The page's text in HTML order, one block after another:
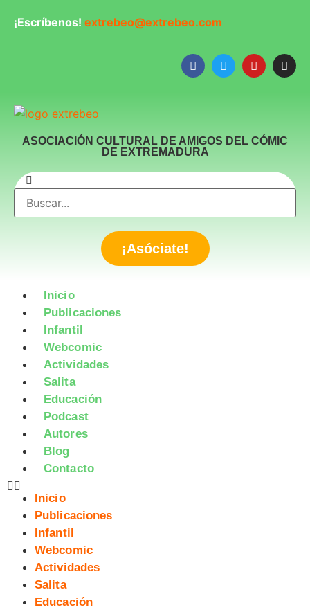
¡Escríbenos! extrebeo@extrebeo.com
ASOCIACIÓN CULTURAL DE AMIGOS DEL CÓMIC
DE EXTREMADURA
¡Asóciate!
Inicio
Publicaciones
Infantil
Webcomic
Actividades
Salita
Educación
Podcast
Autores
Blog
Contacto
Inicio
Publicaciones
Infantil
Webcomic
Actividades
Salita
Educación